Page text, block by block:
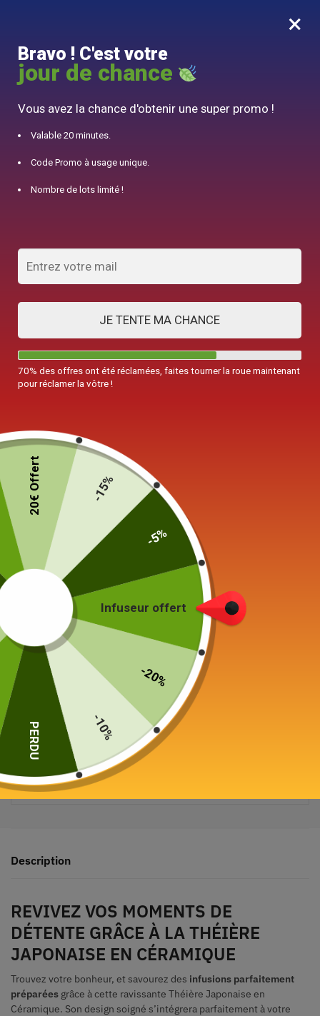
0
10% offert pour 50€ d’achats avec le code DJINN10
Théière Japonaise en Céramique
Ancienne Verte 250ML
29,90
19 en stock
Ajouter au panier
Paiement sécurisé garanti
Description
REVIVEZ VOS MOMENTS DE
DÉTENTE GRÂCE À LA THÉIÈRE
JAPONAISE EN CÉRAMIQUE
Trouvez votre bonheur, et savourez des infusions parfaitement
préparées grâce à cette ravissante Théière Japonaise en
Céramique. Son design soigné s’intégrera parfaitement à votre
×
Bravo ! C'est votre
jour de chance
Vous avez la chance d'obtenir une super promo !
Valable 20 minutes.
Code Promo à usage unique.
Nombre de lots limité !
JE TENTE MA CHANCE
70% des offres ont été réclamées, faites tourner la roue maintenant
pour réclamer la vôtre !
Infuseur offert
-20%
-10%
PERDU
20€ Offert -15%
-5%